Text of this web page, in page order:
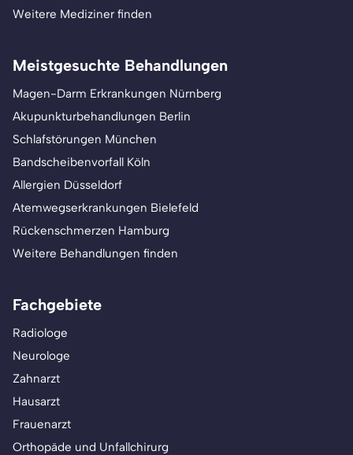
Weitere Mediziner finden
Meistgesuchte Behandlungen
Magen-Darm Erkrankungen Nürnberg
Akupunkturbehandlungen Berlin
Schlafstörungen München
Bandscheibenvorfall Köln
Allergien Düsseldorf
Atemwegserkrankungen Bielefeld
Rückenschmerzen Hamburg
Weitere Behandlungen finden
Fachgebiete
Radiologe
Neurologe
Zahnarzt
Hausarzt
Frauenarzt
Orthopäde und Unfallchirurg